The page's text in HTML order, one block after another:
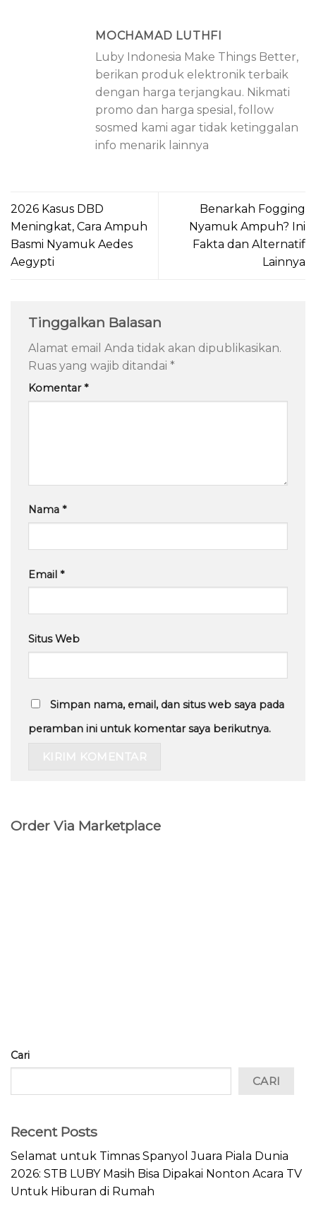
MOCHAMAD LUTHFI
Luby Indonesia Make Things Better,
berikan produk elektronik terbaik
dengan harga terjangkau. Nikmati
promo dan harga spesial, follow
sosmed kami agar tidak ketinggalan
info menarik lainnya
2026 Kasus DBD
Meningkat, Cara Ampuh
Basmi Nyamuk Aedes
Aegypti
Benarkah Fogging
Nyamuk Ampuh? Ini
Fakta dan Alternatif
Lainnya
Tinggalkan Balasan
Alamat email Anda tidak akan dipublikasikan.
Ruas yang wajib ditandai *
Komentar*
Nama *
Email *
Situs Web
Simpan nama, email, dan situs web saya pada
peramban ini untuk komentar saya berikutnya.
Order Via Marketplace
Cari
CARI
Recent Posts
Selamat untuk Timnas Spanyol Juara Piala Dunia
2026: STB LUBY Masih Bisa Dipakai Nonton Acara TV
Untuk Hiburan di Rumah